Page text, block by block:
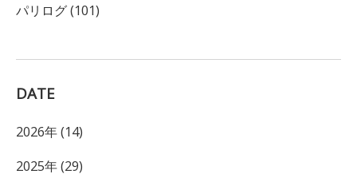
パリログ (101)
DATE
2026年 (14)
2025年 (29)